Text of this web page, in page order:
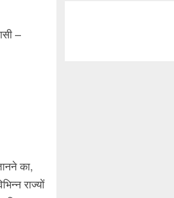
–
का,
राज्यों